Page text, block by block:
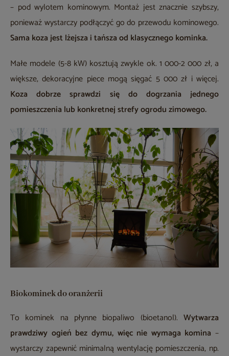
– pod wylotem kominowym. Montaż jest znacznie szybszy,
ponieważ wystarczy podłączyć go do przewodu kominowego.
Sama koza jest lżejsza i tańsza od klasycznego kominka.
Małe modele (5-8 kW) kosztują zwykle ok. 1 000-2 000 zł, a
większe, dekoracyjne piece mogą sięgać 5 000 zł i więcej.
Koza dobrze sprawdzi się do dogrzania jednego
pomieszczenia lub konkretnej strefy ogrodu zimowego.
Biokominek do oranżerii
To kominek na płynne biopaliwo (bioetanol). Wytwarza
prawdziwy ogień bez dymu, więc nie wymaga komina –
wystarczy zapewnić minimalną wentylację pomieszczenia, np.